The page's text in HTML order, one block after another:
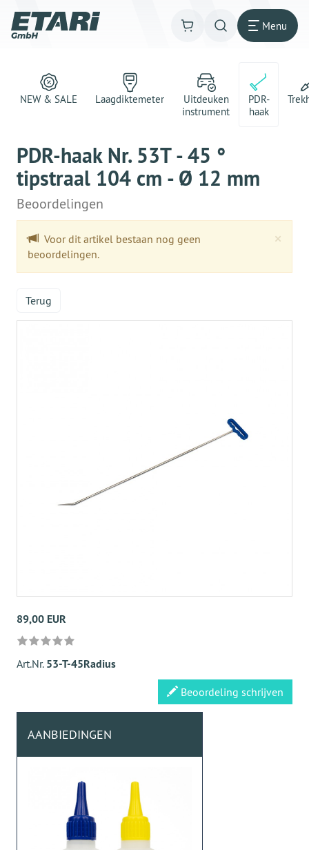
Menu
NEW & SALE Laagdiktemeter
Uitdeuken
instrument
PDR-
haak
PDR-haak Nr. 53T - 45 °
tipstraal 104 cm - Ø 12 mm
Beoordelingen
×
Voor dit artikel bestaan nog geen
beoordelingen.
Terug
89,00 EUR
Art.Nr. 53-T-45Radius
Beoordeling schrijven
AANBIEDINGEN